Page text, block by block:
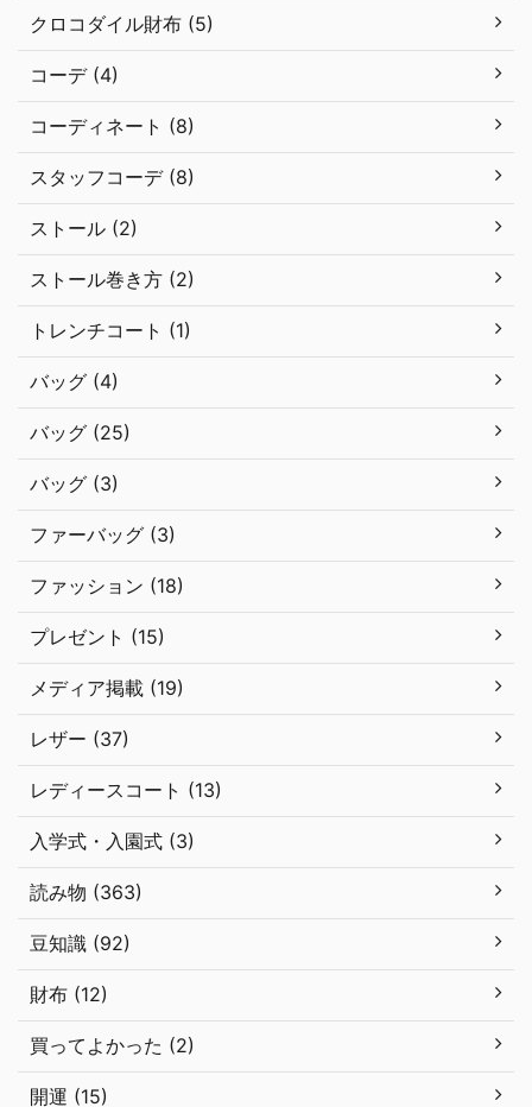
クロコダイル財布 (5)
コーデ (4)
コーディネート (8)
スタッフコーデ (8)
ストール (2)
ストール巻き方 (2)
トレンチコート (1)
バッグ (4)
バッグ (25)
バッグ (3)
ファーバッグ (3)
ファッション (18)
プレゼント (15)
メディア掲載 (19)
レザー (37)
レディースコート (13)
入学式・入園式 (3)
読み物 (363)
豆知識 (92)
財布 (12)
買ってよかった (2)
開運 (15)